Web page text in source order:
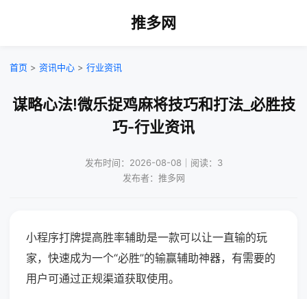
推多网
首页 > 资讯中心 > 行业资讯
谋略心法!微乐捉鸡麻将技巧和打法_必胜技
巧-行业资讯
发布时间：2026-08-08｜阅读：3
发布者：推多网
小程序打牌提高胜率辅助是一款可以让一直输的玩
家，快速成为一个“必胜”的输赢辅助神器，有需要的
用户可通过正规渠道获取使用。